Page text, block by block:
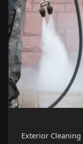
Exterior Cleaning